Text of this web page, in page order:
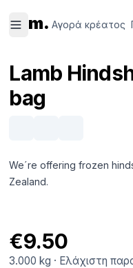
m. Αγορά κρέατος
κρέατος
Lamb
bag
We´re offering frozen
Zealand.
€9.50
3.000 kg · Ελάχιστη